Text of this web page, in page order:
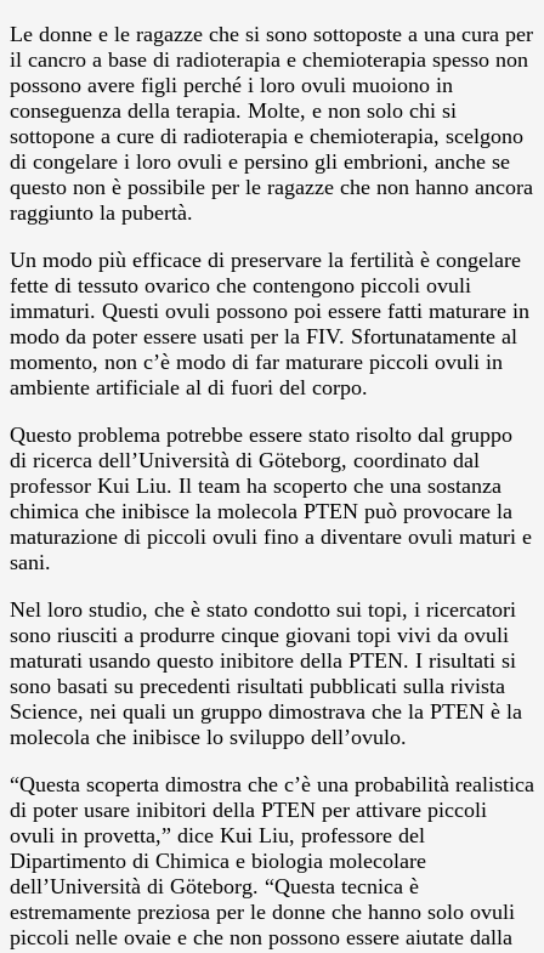
Le donne e le ragazze che si sono sottoposte a una cura per
il cancro a base di radioterapia e chemioterapia spesso non
possono avere figli perché i loro ovuli muoiono in
conseguenza della terapia. Molte, e non solo chi si
sottopone a cure di radioterapia e chemioterapia, scelgono
di congelare i loro ovuli e persino gli embrioni, anche se
questo non è possibile per le ragazze che non hanno ancora
raggiunto la pubertà.
Un modo più efficace di preservare la fertilità è congelare
fette di tessuto ovarico che contengono piccoli ovuli
immaturi. Questi ovuli possono poi essere fatti maturare in
modo da poter essere usati per la FIV. Sfortunatamente al
momento, non c’è modo di far maturare piccoli ovuli in
ambiente artificiale al di fuori del corpo.
Questo problema potrebbe essere stato risolto dal gruppo
di ricerca dell’Università di Göteborg, coordinato dal
professor Kui Liu. Il team ha scoperto che una sostanza
chimica che inibisce la molecola PTEN può provocare la
maturazione di piccoli ovuli fino a diventare ovuli maturi e
sani.
Nel loro studio, che è stato condotto sui topi, i ricercatori
sono riusciti a produrre cinque giovani topi vivi da ovuli
maturati usando questo inibitore della PTEN. I risultati si
sono basati su precedenti risultati pubblicati sulla rivista
Science, nei quali un gruppo dimostrava che la PTEN è la
molecola che inibisce lo sviluppo dell’ovulo.
“Questa scoperta dimostra che c’è una probabilità realistica
di poter usare inibitori della PTEN per attivare piccoli
ovuli in provetta,” dice Kui Liu, professore del
Dipartimento di Chimica e biologia molecolare
dell’Università di Göteborg. “Questa tecnica è
estremamente preziosa per le donne che hanno solo ovuli
piccoli nelle ovaie e che non possono essere aiutate dalla